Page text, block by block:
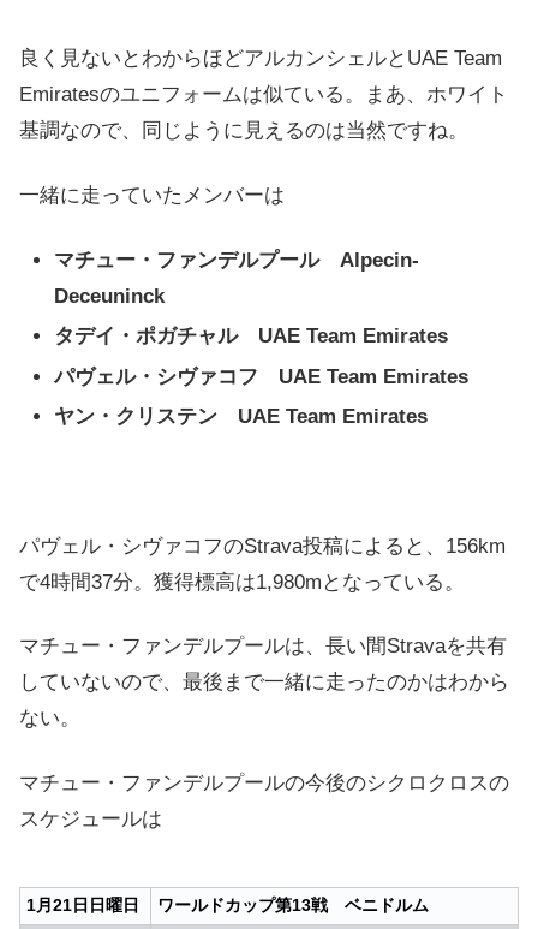
良く見ないとわからほどアルカンシェルとUAE Team
Emiratesのユニフォームは似ている。まあ、ホワイト
基調なので、同じように見えるのは当然ですね。
一緒に走っていたメンバーは
マチュー・ファンデルプール Alpecin-
Deceuninck
タデイ・ポガチャル UAE Team Emirates
パヴェル・シヴァコフ UAE Team Emirates
ヤン・クリステン UAE Team Emirates
パヴェル・シヴァコフのStrava投稿によると、156km
で4時間37分。獲得標高は1,980mとなっている。
マチュー・ファンデルプールは、長い間Stravaを共有
していないので、最後まで一緒に走ったのかはわから
ない。
マチュー・ファンデルプールの今後のシクロクロスの
スケジュールは
1月21日日曜日 ワールドカップ第13戦 ベニドルム